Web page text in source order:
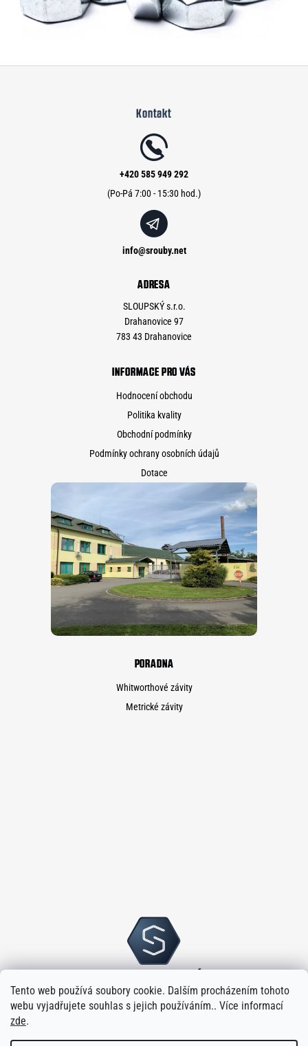
Tento web používá soubory cookie. Dalším procházením tohoto
webu vyjadřujete souhlas s jejich používáním.. Více informací
zde.
Kontakt
info@srouby.net
+420 585 949 292
ADRESA
SLOUPSKÝ s.r.o.
Drahanovice 97
783 43 Drahanovice
INFORMACE PRO VÁS
Hodnocení obchodu
Politika kvality
Obchodní podmínky
Podmínky ochrany osobních údajů
Dotace
PORADNA
Whitworthové závity
Metrické závity